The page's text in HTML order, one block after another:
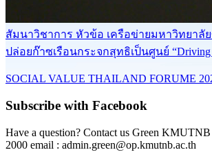
สัมนาวิชาการ หัวข้อ เครือข่ายมหาวิทยาลั
ปล่อยก๊าซเรือนกระจกสุทธิเป็นศูนย์ “Driving
SOCIAL VALUE THAILAND FORUME
Subscribe with Facebook
Have a question? Contact us Green
2000 email : admin.green@op.kmutnb.ac.th